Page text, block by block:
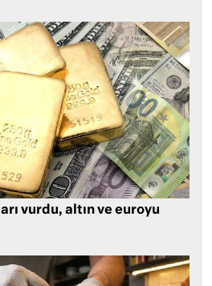
vurdu, altın ve euroyu